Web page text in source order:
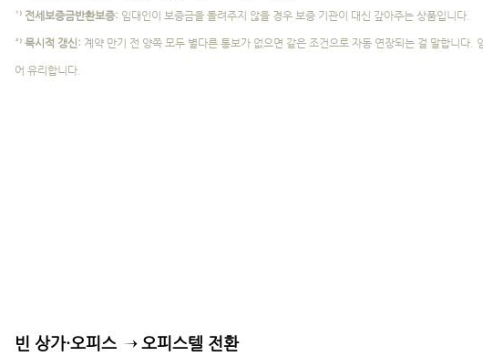
¹⁾ 전세보증금반환보증: 임대인이 보증금을 돌려주지 않을 경우 보증 기관이 대신 갚아주는 상품입니다.
²⁾ 묵시적 갱신: 계약 만기 전 양쪽 모두 별다른 통보가 없으면 같은 조건으로 자동 연장되는 걸 말합니다.
어 유리합니다.
빈 상가·오피스 → 오피스텔 전환